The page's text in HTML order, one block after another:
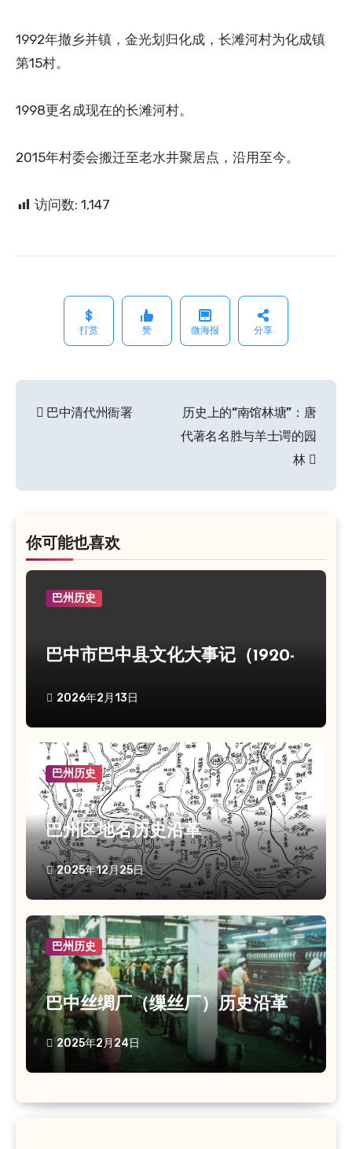
1992年撤乡并镇，金光划归化成，长滩河村为化成镇
第15村。
1998更名成现在的长滩河村。
2015年村委会搬迁至老水井聚居点，沿用至今。
访问数: 1,147
打赏 赞 微海报 分享
文
航
巴中清代州衙署
历史上的“南馆林塘”：唐
代著名名胜与羊士谔的园
林
你可能也喜欢
巴州历史
巴中市巴中县文化大事记（1920-
2026年2月13日
巴州历史
巴州区地名历史沿革
2025年12月25日
巴州历史
巴中丝绸厂（缫丝厂）历史沿革
2025年2月24日